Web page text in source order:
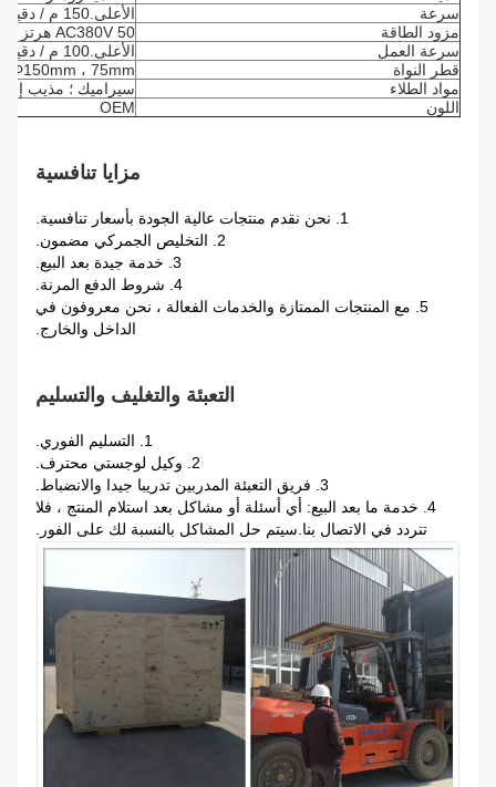
سرعة
الأعلى.150 م / دقيقة
مزود الطاقة
AC380V 50 هرتز + PE
سرعة العمل
الأعلى.100 م / دقيقة
قطر النواة
Φ150mm ، 75mm
مواد الطلاء
سيراميك ؛ مذيب إلخ.
اللون
OEM
مزايا تنافسية
1. نحن نقدم منتجات عالية الجودة بأسعار تنافسية.
2. التخليص الجمركي مضمون.
3. خدمة جيدة بعد البيع.
4. شروط الدفع المرنة.
5. مع المنتجات الممتازة والخدمات الفعالة ، نحن معروفون في
الداخل والخارج.
التعبئة والتغليف والتسليم
1. التسليم الفوري.
2. وكيل لوجستي محترف.
3. فريق التعبئة المدربين تدريبا جيدا والانضباط.
4. خدمة ما بعد البيع: أي أسئلة أو مشاكل بعد استلام المنتج ، فلا
تتردد في الاتصال بنا.سيتم حل المشاكل بالنسبة لك على الفور.